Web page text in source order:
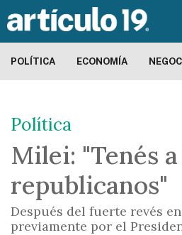
POLÍTICA ECONOMÍA
Política
Milei: "Tenés
republicanos"
Después del fuerte revés
previamente por el